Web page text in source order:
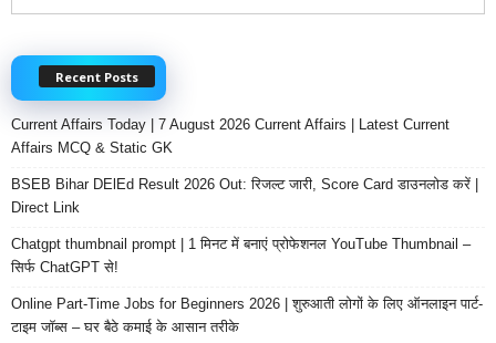
Recent Posts
Current Affairs Today | 7 August 2026 Current Affairs | Latest Current
Affairs MCQ & Static GK
BSEB Bihar DElEd Result 2026 Out: रिजल्ट जारी, Score Card डाउनलोड करें |
Direct Link
Chatgpt thumbnail prompt | 1 मिनट में बनाएं प्रोफेशनल YouTube Thumbnail –
सिर्फ ChatGPT से!
Online Part-Time Jobs for Beginners 2026 | शुरुआती लोगों के लिए ऑनलाइन पार्ट-
टाइम जॉब्स – घर बैठे कमाई के आसान तरीके